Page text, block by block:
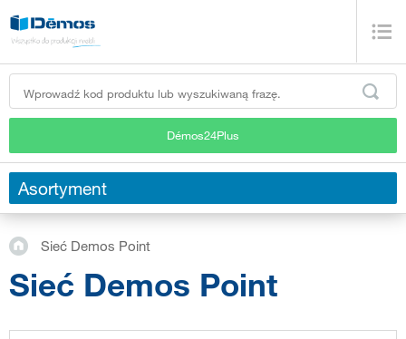
Démos24Plus
Asortyment
Sieć Demos Point
Sieć Demos Point